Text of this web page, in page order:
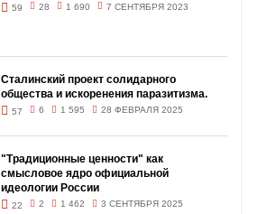
59 28 1 690 7 СЕНТЯБРЯ 2023
Сталинский проект солидарного
общества и искоренения паразитизма.
57 6 1 595 28 ФЕВРАЛЯ 2025
"Традиционные ценности" как
смысловое ядро официальной
идеологии России
22 2 1 462 3 СЕНТЯБРЯ 2025